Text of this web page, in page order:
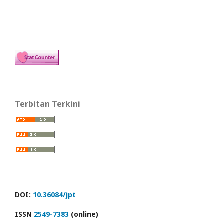
Terbitan Terkini
DOI: 10.36084/jpt
ISSN 2549-7383 (online)